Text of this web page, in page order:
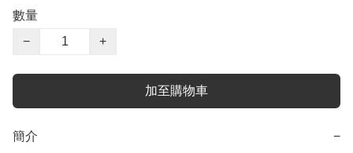
數量
−
+
加至購物車
簡介 −